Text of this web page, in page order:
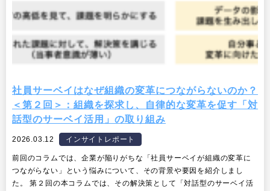
社員サーベイはなぜ組織の変革につながらないのか？
＜第２回＞：組織を探求し、自律的な変革を促す「対
話型のサーベイ活用」の取り組み
2026.03.12 インサイトレポート
前回のコラムでは、企業が陥りがちな「社員サーベイが組織の変革に
つながらない」という悩みについて、その背景や要因を紹介しまし
た。 第２回の本コラムでは、その解決策として「対話型のサーベイ活